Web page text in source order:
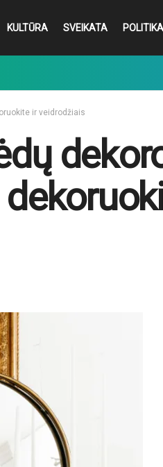
KULTŪRA SVEIKATA POLITIKA
ir veidrodžiais